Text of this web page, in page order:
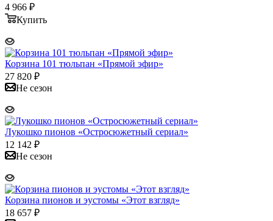
4 966 ₽
Купить
Корзина 101 тюльпан «Прямой эфир»
27 820 ₽
Не сезон
Лукошко пионов «Остросюжетный сериал»
12 142 ₽
Не сезон
Корзина пионов и эустомы «Этот взгляд»
18 657 ₽